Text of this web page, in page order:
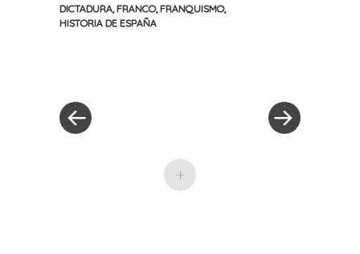
DICTADURA FRANCO, FRANQUISMO,
HISTORIA DE ESPAÑA
entradas
+